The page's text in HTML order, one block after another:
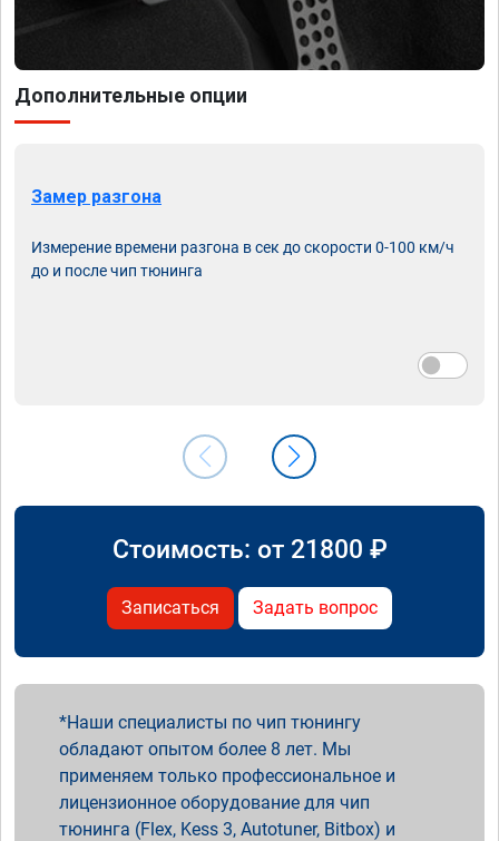
Дополнительные опции
Замер разгона
Измерение времени разгона в сек до скорости 0-100 км/ч
до и после чип тюнинга
Стоимость: от 21800 ₽
Записаться Задать вопрос
Наши специалисты по чип тюнингу
обладают опытом более 8 лет. Мы
применяем только профессиональное и
лицензионное оборудование для чип
тюнинга (Flex, Kess 3, Autotuner, Bitbox) и